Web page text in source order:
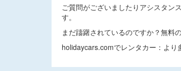
ご質問がございましたりアシスタン
す。
まだ躊躇されているのですか？無料
holidaycars.comでレンタカー：よ